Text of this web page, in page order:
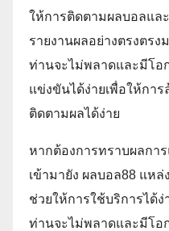
ให้การติดตามผลบอลแล
รายงานผลอย่างตรงตร
ท่านจะไม่พลาดและมีโอ
แข่งขันได้ง่ายเพื่อให้กา
ติดตามผลได้ง่าย
หากต้องการทราบผลกา
เข้ามายัง ผลบอล88 แห
ช่วยให้การใช้บริการได้
ท่านจะไม่พลาดและมีโอ